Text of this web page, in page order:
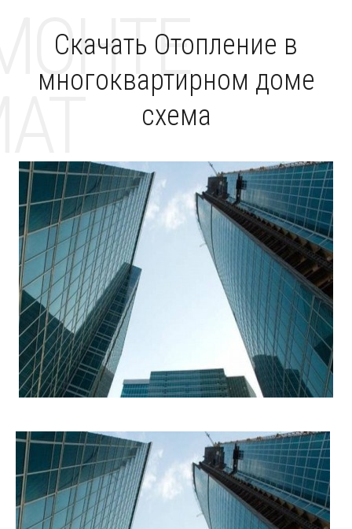
Скачать Отопление в
многоквартирном доме
схема